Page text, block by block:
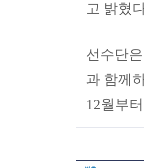
고 밝혔
선수단
과 함께
12월부